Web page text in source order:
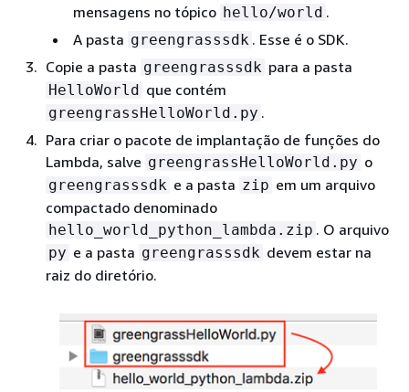
mensagens no tópico hello/world .
A pasta greengrasssdk . Esse é o SDK.
Copie a pasta greengrasssdk para a pasta
HelloWorld que contém
greengrassHelloWorld.py .
Para criar o pacote de implantação de funções do
Lambda, salve greengrassHelloWorld.py o
greengrasssdk e a pasta zip em um arquivo
compactado denominado
hello_world_python_lambda.zip . O arquivo
py e a pasta greengrasssdk devem estar na
raiz do diretório.